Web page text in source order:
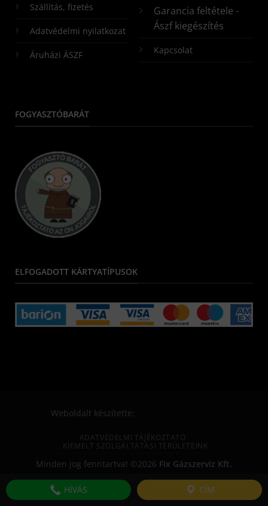
Szállítás, fizetés
Adatvédelmi nyilatkozat
Áruházi ÁSZF
Garancia feltétele -
Ászf kiegészítés
Kapcsolat
FOGYASZTÓBARÁT
ELFOGADOTT KÁRTYATÍPUSOK
Weboldalt készítette:
ADATVÉDELMI TÁJÉKOZTATÓ
KIEMELT SZOLGÁLTATÁSI TERÜLETEINK
Minden jog fenntartva! ©2026 Fix Gázszerviz Kft.
HÍVÁS CÍM